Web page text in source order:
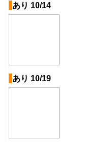
あり 10/14
あり 10/19